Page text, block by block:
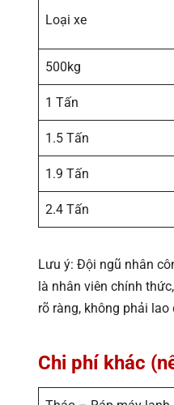
Loại xe
500kg
1 Tấn
1.5 Tấn
1.9 Tấn
2.4 Tấn
Lưu ý: Đội ngũ nhân
là nhân viên chính
rõ ràng, không phải
Chi phí khác